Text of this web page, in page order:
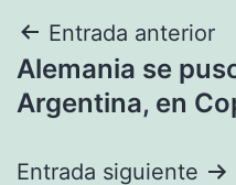
Navegación
de
Entrada anterior
Alemania se
Argentina, en
Entrada siguiente